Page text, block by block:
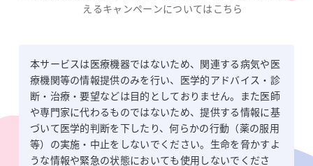
えるキャンペーンについてはこちら
本サービスは医療機器ではないため、関連する病気や医
療機関等の情報提供のみを行い、医学的アドバイス・診
断・治療・要望などは目的としておりません。また医師
や専門家に代わるものではないため、提供する情報に基
づいて医学的判断を下したり、何らかの行動（薬の服用
等）の実施・中止をしないでください。生命を脅かすよ
うな情報や緊急の状態においても使用しないでくださ